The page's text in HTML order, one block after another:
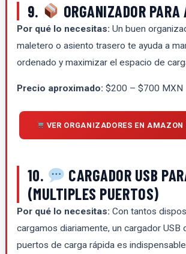
9. ORGANIZADOR PARA
Por qué lo necesitas: Un buen
maletero o asiento trasero te ayuda a
ordenado y maximizar el espacio de
Precio aproximado: $200 – $700 MXN
VER ORGANIZADORES EN AMAZON
10.
CARGADOR USB
(MULTIPLES PUERTOS)
Por qué lo necesitas: Con tantos
cargamos diariamente, un cargador USB
puertos de carga rápida es